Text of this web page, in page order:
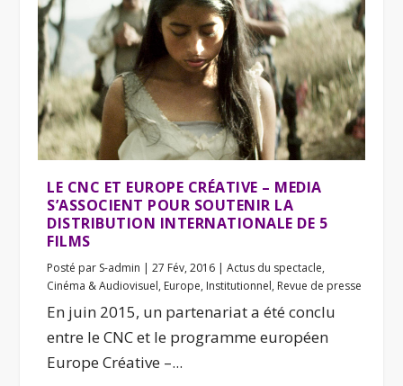
LE CNC ET EUROPE CRÉATIVE – MEDIA
S’ASSOCIENT POUR SOUTENIR LA
DISTRIBUTION INTERNATIONALE DE 5
FILMS
Posté par S-admin |27 Fév, 2016 |Actus du spectacle,
Cinéma & Audiovisuel, Europe, Institutionnel, Revue de presse
En juin 2015, un partenariat a été conclu
entre le CNC et le programme européen
Europe Créative –...